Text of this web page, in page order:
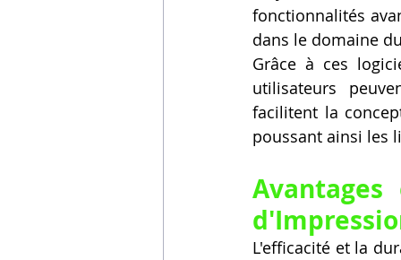
fonctionnalités
dans le domaine
Grâce à ces
utilisateurs
facilitent la
poussant ainsi les
L'efficacité et la